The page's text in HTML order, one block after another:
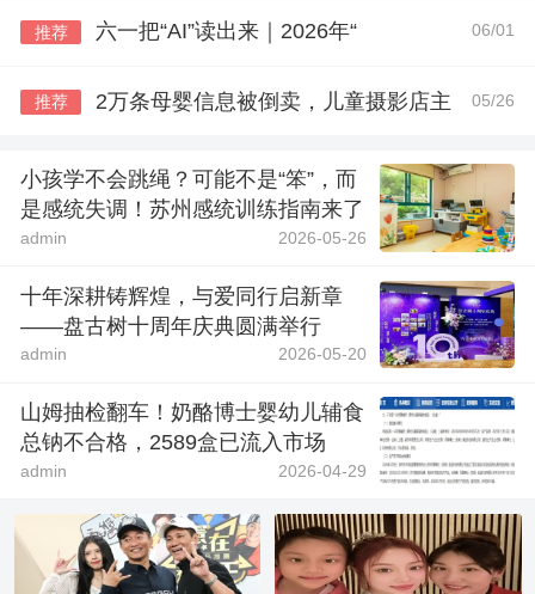
06/01
推荐 六一把“AI”读出来｜2026年“
05/26
推荐 2万条母婴信息被倒卖，儿童摄影店主
小孩学不会跳绳？可能不是“笨”，而
是感统失调！苏州感统训练指南来了
admin 2026-05-26
十年深耕铸辉煌，与爱同行启新章
——盘古树十周年庆典圆满举行
admin 2026-05-20
山姆抽检翻车！奶酪博士婴幼儿辅食
总钠不合格，2589盒已流入市场
admin 2026-04-29